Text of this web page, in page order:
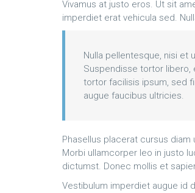
Vivamus at justo eros. Ut sit
imperdiet erat vehicula sed.
Nulla pellentesque, nisi et
Suspendisse tortor libero,
tortor facilisis ipsum, sed
augue faucibus ultricies.
Phasellus placerat cursus diam
Morbi ullamcorper leo in justo
dictumst. Donec mollis et
Vestibulum imperdiet augue id